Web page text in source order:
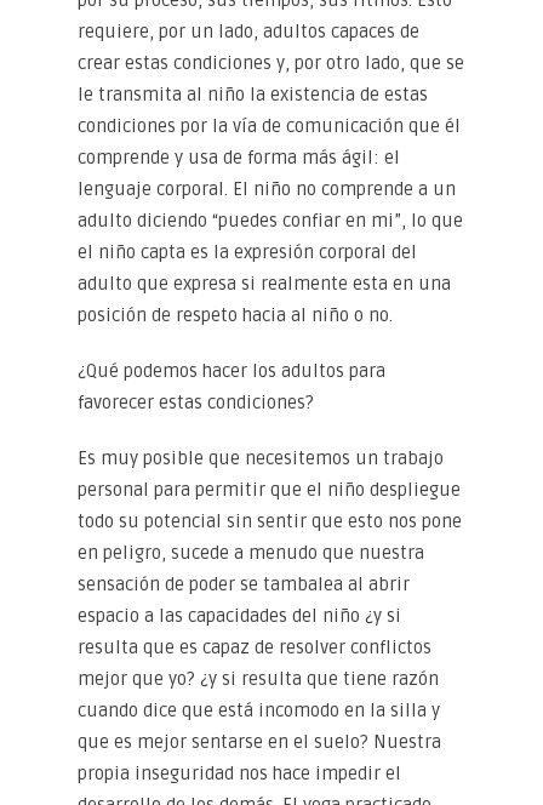
requiere, por un lado, adultos capaces de
crear estas condiciones y, por otro lado, que se
le transmita al niño la existencia de estas
condiciones por la vía de comunicación que él
comprende y usa de forma más ágil: el
lenguaje corporal. El niño no comprende a un
adulto diciendo “puedes confiar en mi”, lo que
el niño capta es la expresión corporal del
adulto que expresa si realmente esta en una
posición de respeto hacia al niño o no.
¿Qué podemos hacer los adultos para
favorecer estas condiciones?
Es muy posible que necesitemos un trabajo
personal para permitir que el niño despliegue
todo su potencial sin sentir que esto nos pone
en peligro, sucede a menudo que nuestra
sensación de poder se tambalea al abrir
espacio a las capacidades del niño ¿y si
resulta que es capaz de resolver conflictos
mejor que yo? ¿y si resulta que tiene razón
cuando dice que está incomodo en la silla y
que es mejor sentarse en el suelo? Nuestra
propia inseguridad nos hace impedir el